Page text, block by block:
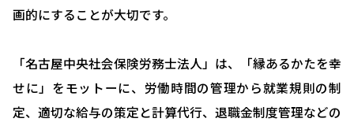
会社概要
画的にすることが大切です。
「名古屋中央社会保険労務士法人」は、「縁あるかたを幸
せに」をモットーに、労働時間の管理から就業規則の制
定、適切な給与の策定と計算代行、退職金制度管理などの